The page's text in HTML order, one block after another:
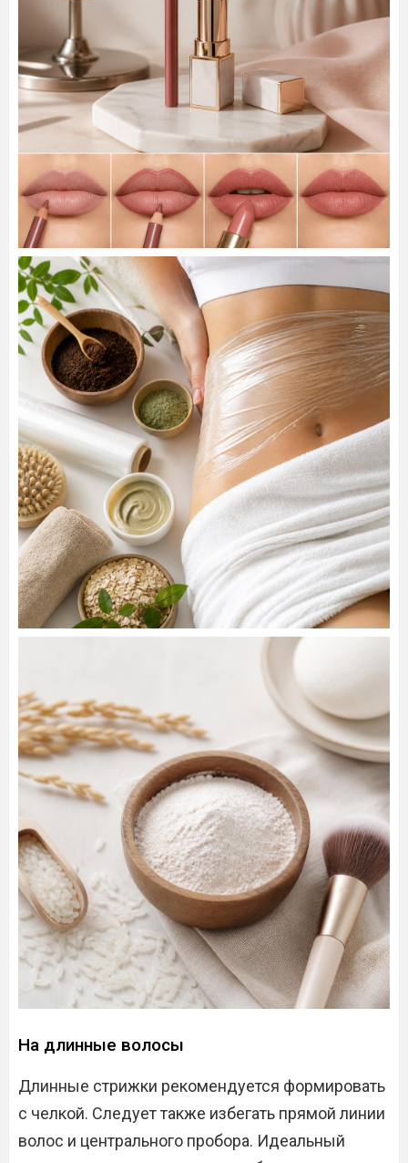
На длинные волосы
Длинные стрижки рекомендуется формировать
с челкой. Следует также избегать прямой линии
волос и центрального пробора. Идеальный